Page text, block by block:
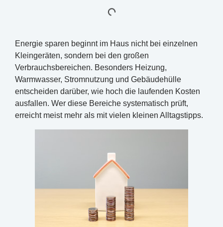
Energie sparen beginnt im Haus nicht bei einzelnen
Kleingeräten, sondern bei den großen
Verbrauchsbereichen. Besonders Heizung,
Warmwasser, Stromnutzung und Gebäudehülle
entscheiden darüber, wie hoch die laufenden Kosten
ausfallen. Wer diese Bereiche systematisch prüft,
erreicht meist mehr als mit vielen kleinen Alltagstipps.